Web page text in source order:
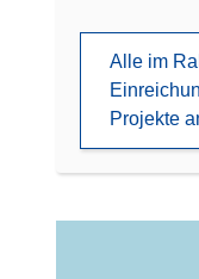
Alle im
Projekte